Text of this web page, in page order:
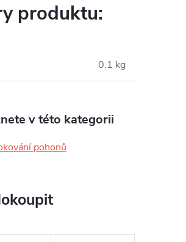
produktu:
0.1 kg
v této kategorii
pohonů